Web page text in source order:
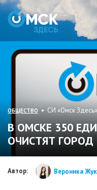
ОБЩЕСТВО • СИ «Омск
В ОМСКЕ 350
ОЧИСТЯТ ГОРОД
Автор: Вероника